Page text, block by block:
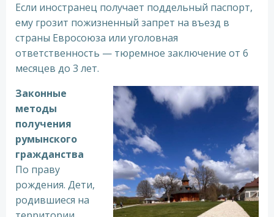
Если иностранец получает поддельный паспорт,
ему грозит пожизненный запрет на въезд в
страны Евросоюза или уголовная
ответственность — тюремное заключение от 6
месяцев до 3 лет.
Законные
методы
получения
румынского
гражданства
По праву
рождения. Дети,
родившиеся на